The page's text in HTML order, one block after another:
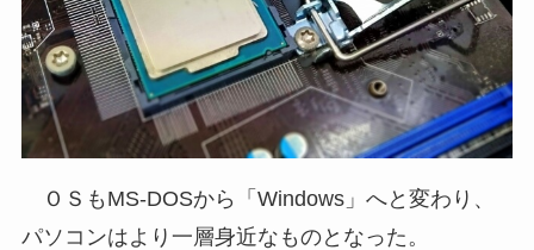
ＯＳもMS-DOSから「Windows」へと変わり、
パソコンはより一層身近なものとなった。